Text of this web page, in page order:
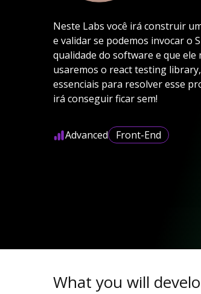
Neste Labs você irá construir
e validar se podemos invocar o
qualidade do software e que ele
usaremos o react testing
essenciais para resolver esse
irá conseguir ficar sem!
Advanced Front-End
What you will